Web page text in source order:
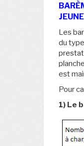
Les
du
est
Pour
1) Le